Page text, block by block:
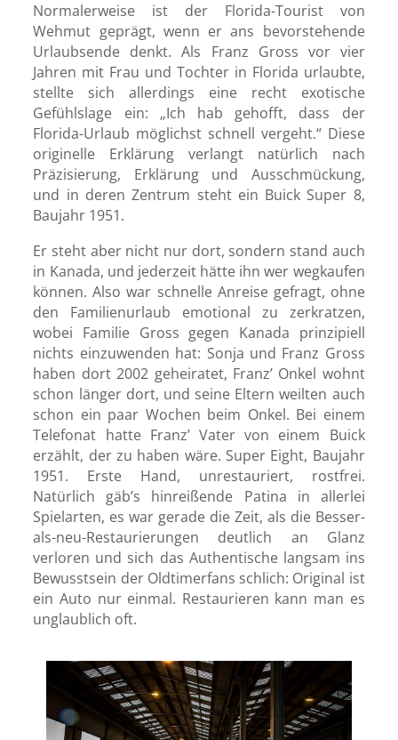
Normalerweise ist der Florida-Tourist von
Wehmut geprägt, wenn er ans bevorstehende
Urlaubsende denkt. Als Franz Gross vor vier
Jahren mit Frau und Tochter in Florida urlaubte,
stellte sich allerdings eine recht exotische
Gefühlslage ein: „Ich hab gehofft, dass der
Florida-Urlaub möglichst schnell vergeht.“ Diese
originelle Erklärung verlangt natürlich nach
Präzisierung, Erklärung und Ausschmückung,
und in deren Zentrum steht ein Buick Super 8,
Baujahr 1951.
Er steht aber nicht nur dort, sondern stand auch
in Kanada, und jederzeit hätte ihn wer wegkaufen
können. Also war schnelle Anreise gefragt, ohne
den Familienurlaub emotional zu zerkratzen,
wobei Familie Gross gegen Kanada prinzipiell
nichts einzuwenden hat: Sonja und Franz Gross
haben dort 2002 geheiratet, Franz’ Onkel wohnt
schon länger dort, und seine Eltern weilten auch
schon ein paar Wochen beim Onkel. Bei einem
Telefonat hatte Franz’ Vater von einem Buick
erzählt, der zu haben wäre. Super Eight, Baujahr
1951. Erste Hand, unrestauriert, rostfrei.
Natürlich gäb’s hinreißende Patina in allerlei
Spielarten, es war gerade die Zeit, als die Besser-
als-neu-Restaurierungen deutlich an Glanz
verloren und sich das Authentische langsam ins
Bewusstsein der Oldtimerfans schlich: Original ist
ein Auto nur einmal. Restaurieren kann man es
unglaublich oft.